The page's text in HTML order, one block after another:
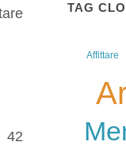
42
TAG
Affittare